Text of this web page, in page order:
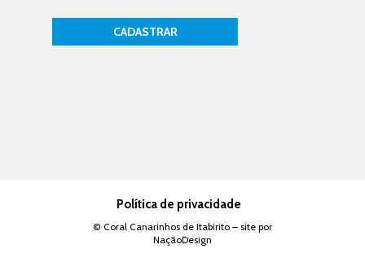
Política de privacidade
© Coral Canarinhos de Itabirito – site por
NaçãoDesign